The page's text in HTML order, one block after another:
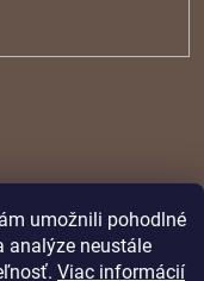
umožnili pohodlné
analýze neustále
Viac informácií